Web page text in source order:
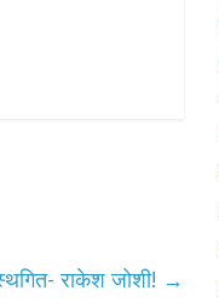
राकेश जोशी! →